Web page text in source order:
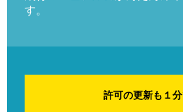
す。
許可の更新も１